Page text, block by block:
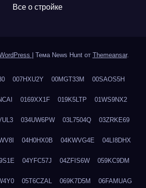
Все о стройке
| Тема News Hunt от Themeansar.
007HXU2Y 00MGT33M 00SAOS5H
0169XX1F 019K5LTP 01WS9NX2
034UW6PW 03L7504Q 03ZRKE69
04H0HX0B 04KWVG4E 04LI8DHX
04YFC57J 04ZFIS6W 059KC9DM
05T6CZAL 069K7D5M 06FAMUAG